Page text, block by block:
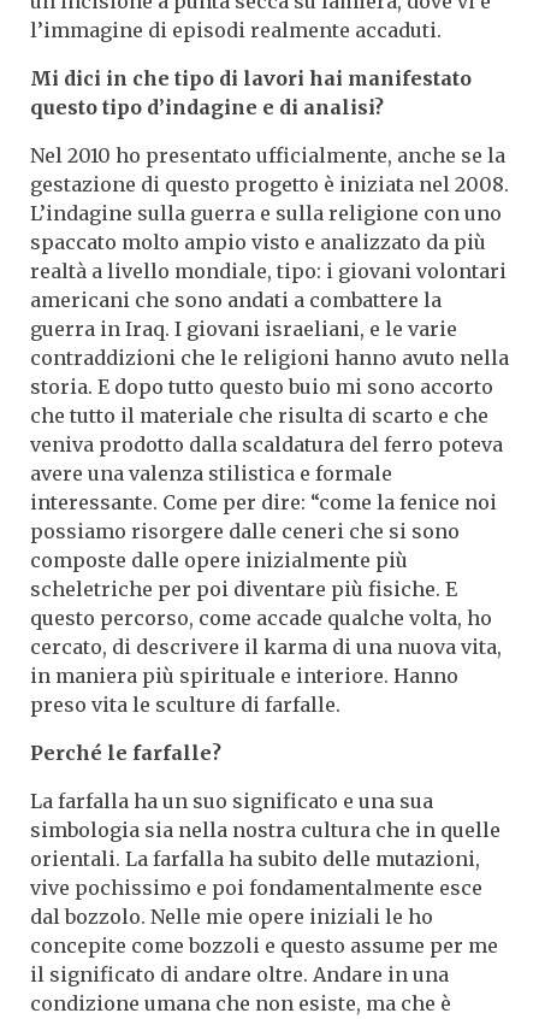
l’immagine di episodi realmente accaduti.
Mi dici in che tipo di lavori hai manifestato
questo tipo d’indagine e di analisi?
Nel 2010 ho presentato ufficialmente, anche se la
gestazione di questo progetto è iniziata nel 2008.
L’indagine sulla guerra e sulla religione con uno
spaccato molto ampio visto e analizzato da più
realtà a livello mondiale, tipo: i giovani volontari
americani che sono andati a combattere la
guerra in Iraq. I giovani israeliani, e le varie
contraddizioni che le religioni hanno avuto nella
storia. E dopo tutto questo buio mi sono accorto
che tutto il materiale che risulta di scarto e che
veniva prodotto dalla scaldatura del ferro poteva
avere una valenza stilistica e formale
interessante. Come per dire: “come la fenice noi
possiamo risorgere dalle ceneri che si sono
composte dalle opere inizialmente più
scheletriche per poi diventare più fisiche. E
questo percorso, come accade qualche volta, ho
cercato, di descrivere il karma di una nuova vita,
in maniera più spirituale e interiore. Hanno
preso vita le sculture di farfalle.
Perché le farfalle?
La farfalla ha un suo significato e una sua
simbologia sia nella nostra cultura che in quelle
orientali. La farfalla ha subito delle mutazioni,
vive pochissimo e poi fondamentalmente esce
dal bozzolo. Nelle mie opere iniziali le ho
concepite come bozzoli e questo assume per me
il significato di andare oltre. Andare in una
condizione umana che non esiste, ma che è